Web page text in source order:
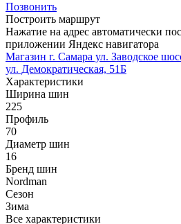
Позвонить
Построить маршрут
Нажатие на адрес автоматически
приложении Яндекс навигатора
Магазин г. Самара ул. Заводское
ул. Демократическая, 51Б
Характеристики
Ширина шин
225
Профиль
70
Диаметр шин
16
Бренд шин
Nordman
Сезон
Зима
Все характеристики